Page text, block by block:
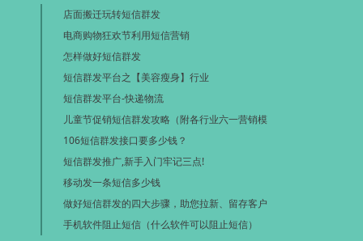
店面搬迁玩转短信群发
电商购物狂欢节利用短信营销
怎样做好短信群发
短信群发平台之【美容瘦身】行业
短信群发平台-快递物流
儿童节促销短信群发攻略（附各行业六一营销模
106短信群发接口要多少钱？
短信群发推广,新手入门牢记三点!
移动发一条短信多少钱
做好短信群发的四大步骤，助您拉新、留存客户
手机软件阻止短信（什么软件可以阻止短信）